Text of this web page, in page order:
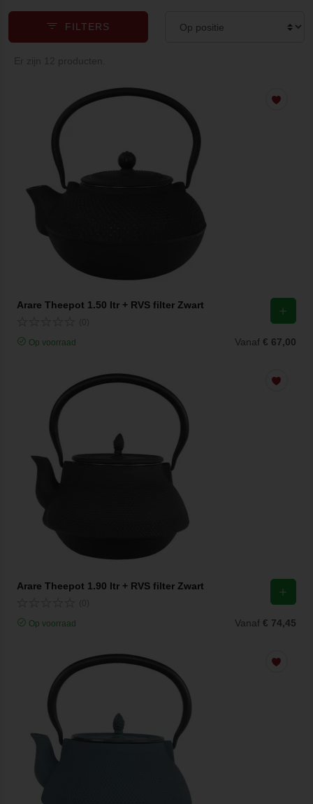
FILTERS
Arare Theepot 1.50 ltr + RVS filter Zwart
Op voorraad Vanaf € 67,00
Arare Theepot 1.90 ltr + RVS filter Zwart
Op voorraad Vanaf € 74,45